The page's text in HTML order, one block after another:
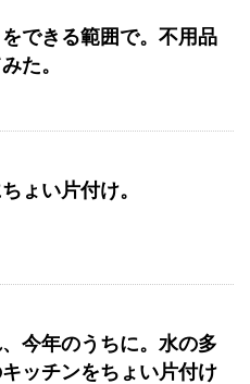
できる範囲で。不用品
た。
ょい片付け。
今年のうちに。水の多
ッチンをちょい片付け